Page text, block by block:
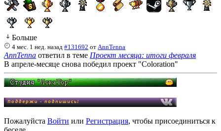
Больше
4 мес. 1 нед. назад #131692 от AnnTenna
AnnTenna ответил в теме Проект месяца: итоги февраля
В апреле-месяце снова победил проект "Coloration"
Пожалуйста Войти или Регистрация, чтобы присоединиться к